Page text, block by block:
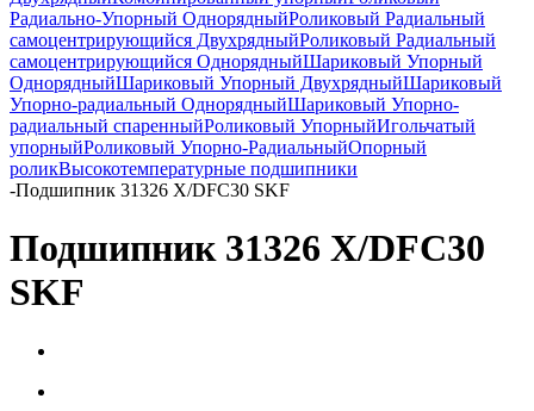
Радиально-Упорный ОднорядныйРоликовый Радиальный
самоцентрирующийся ДвухрядныйРоликовый Радиальный
самоцентрирующийся ОднорядныйШариковый Упорный
ОднорядныйШариковый Упорный ДвухрядныйШариковый
Упорно-радиальный ОднорядныйШариковый Упорно-
радиальный спаренныйРоликовый УпорныйИгольчатый
упорныйРоликовый Упорно-РадиальныйОпорный
роликВысокотемпературные подшипники
-Подшипник 31326 X/DFC30 SKF
Подшипник 31326 X/DFC30
SKF